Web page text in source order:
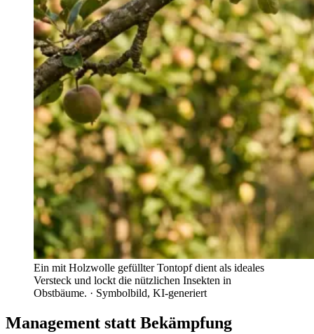
Ein mit Holzwolle gefüllter Tontopf dient als ideales
Versteck und lockt die nützlichen Insekten in
Obstbäume. · Symbolbild, KI-generiert
Management statt Bekämpfung